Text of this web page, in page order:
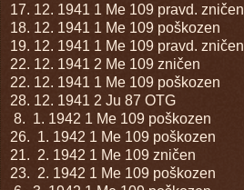
17. 12. 1941 1 Me 109 pravd. zničen
18. 12. 1941 1 Me 109 poškozen
19. 12. 1941 1 Me 109 pravd. zničen
22. 12. 1941 2 Me 109 zničen
22. 12. 1941 1 Me 109 poškozen
28. 12. 1941 2 Ju 87 OTG
8. 1. 1942 1 Me 109 poškozen
26. 1. 1942 1 Me 109 poškozen
21. 2. 1942 1 Me 109 zničen
23. 2. 1942 1 Me 109 poškozen